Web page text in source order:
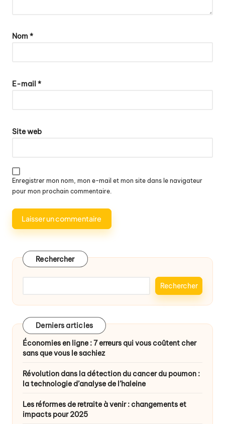
Nom *
E-mail *
Site web
Enregistrer mon nom, mon e-mail et mon site dans le navigateur
pour mon prochain commentaire.
Rechercher
Rechercher
Derniers articles
Économies en ligne : 7 erreurs qui vous coûtent cher
sans que vous le sachiez
Révolution dans la détection du cancer du poumon :
la technologie d’analyse de l’haleine
Les réformes de retraite à venir : changements et
impacts pour 2025